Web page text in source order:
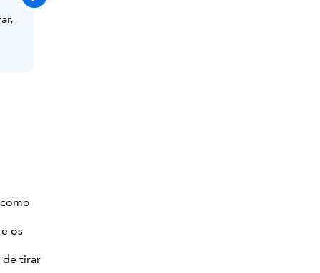
os
de tirar